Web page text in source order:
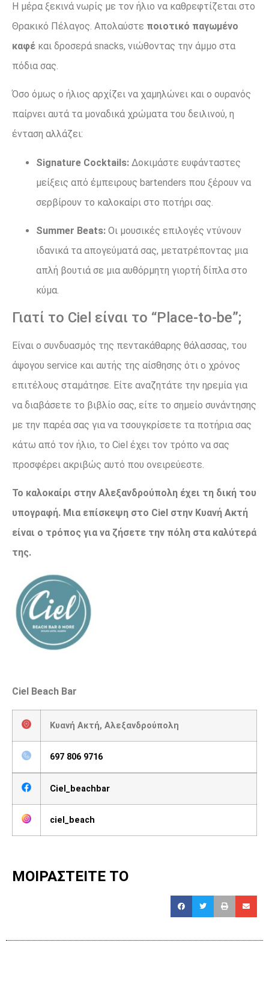
Η μέρα ξεκινά νωρίς με τον ήλιο να καθρεφτίζεται στο
Θρακικό Πέλαγος. Απολαύστε ποιοτικό παγωμένο
καφέ και δροσερά snacks, νιώθοντας την άμμο στα
πόδια σας.
Όσο όμως ο ήλιος αρχίζει να χαμηλώνει και ο ουρανός
παίρνει αυτά τα μοναδικά χρώματα του δειλινού, η
ένταση αλλάζει:
Signature Cocktails: Δοκιμάστε ευφάνταστες
μείξεις από έμπειρους bartenders που ξέρουν να
σερβίρουν το καλοκαίρι στο ποτήρι σας.
Summer Beats: Οι μουσικές επιλογές ντύνουν
ιδανικά τα απογεύματά σας, μετατρέποντας μια
απλή βουτιά σε μια αυθόρμητη γιορτή δίπλα στο
κύμα.
Γιατί το Ciel είναι το “Place-to-be”;
Είναι ο συνδυασμός της πεντακάθαρης θάλασσας, του
άψογου service και αυτής της αίσθησης ότι ο χρόνος
επιτέλους σταμάτησε. Είτε αναζητάτε την ηρεμία για
να διαβάσετε το βιβλίο σας, είτε το σημείο συνάντησης
με την παρέα σας για να τσουγκρίσετε τα ποτήρια σας
κάτω από τον ήλιο, το Ciel έχει τον τρόπο να σας
προσφέρει ακριβώς αυτό που ονειρεύεστε.
Το καλοκαίρι στην Αλεξανδρούπολη έχει τη δική του
υπογραφή. Μια επίσκεψη στο Ciel στην Κυανή Ακτή
είναι ο τρόπος για να ζήσετε την πόλη στα καλύτερά
της.
Ciel Beach Bar
Κυανή Ακτή, Αλεξανδρούπολη
697 806 9716
Ciel_beachbar
ciel_beach
ΜΟΙΡΑΣΤΕΙΤΕ ΤΟ